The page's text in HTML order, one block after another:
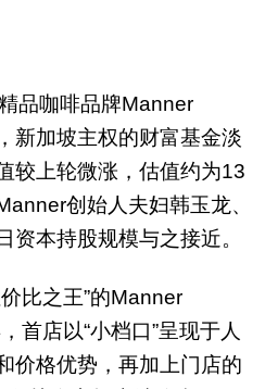
品咖啡品牌Manner
新加坡主权的财富基金淡
较上轮微涨，估值约为13
创始人夫妇韩玉龙、
资本持股规模与之接近。
比之王”的Manner
首店以“小档口”呈现于人
价格优势，再加上门店的